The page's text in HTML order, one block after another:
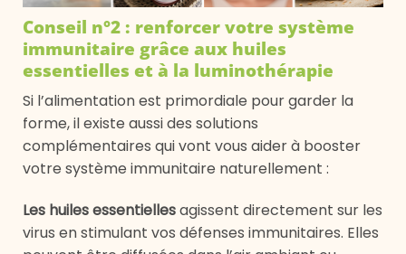
Conseil n°2 : renforcer votre système
immunitaire grâce aux huiles
essentielles et à la luminothérapie
Si l’alimentation est primordiale pour garder la
forme, il existe aussi des solutions
complémentaires qui vont vous aider à booster
votre système immunitaire naturellement :
Les huiles essentiellesagissent directement sur les
virus en stimulant vos défenses immunitaires. Elles